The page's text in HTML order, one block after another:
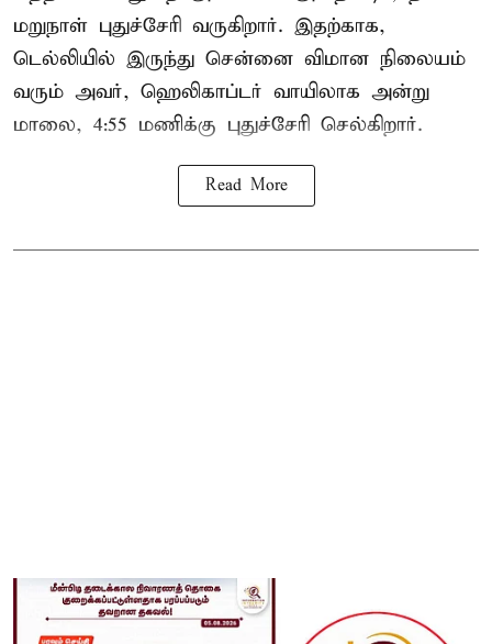
மறுநாள் புதுச்சேரி வருகிறார். இதற்காக,
டெல்லியில் இருந்து சென்னை விமான நிலையம்
வரும் அவர், ஹெலிகாப்டர் வாயிலாக அன்று
மாலை, 4:55 மணிக்கு புதுச்சேரி செல்கிறார்.
Read More